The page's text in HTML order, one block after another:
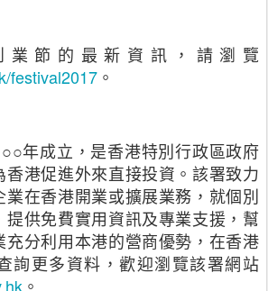
業節的最新資訊，請瀏覽
festival2017 。
年成立，是香港特別行政區政府
香港促進外來直接投資。該署致力
在香港開業或擴展業務，就個別
供免費實用資訊及專業支援，幫
分利用本港的營商優勢，在香港
詢更多資料，歡迎瀏覽該署網站
。